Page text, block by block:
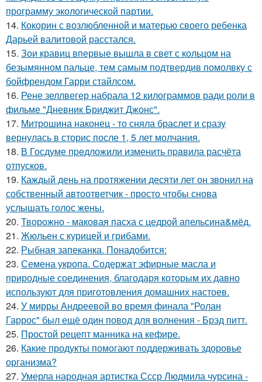
программу экологической партии.
14. Кокорин с возлюбленной и матерью своего ребенка
Дарьей валитовой расстался.
15. Зои кравиц впервые вышла в свет с кольцом на
безымянном пальце, тем самым подтвердив помолвку с
бойфрендом Гарри стайлсом.
16. Рене зеллвегер набрала 12 килограммов ради роли в
фильме "Дневник Бриджит Джонс".
17. Митрошина наконец - то сняла браслет и сразу
вернулась в сторис после 1, 5 лет молчания.
18. В Госдуме пpeдложили изменить пpaвила расчёта
отпусков.
19. Каждый день на протяжении десяти лет он звонил на
собственный автоответчик - просто чтобы снова
услышать голос жены.
20. Творожно - маковая пасха с цедрой апельсина&мёд.
21. Жюльен с курицей и грибами.
22. Рыбная запеканка. Понадобится:
23. Семена укропа. Содержат эфирные масла и
природные соединения, благодаря которым их давно
используют для приготовления домашних настоев.
24. У мирры Андреевой во время финала "Ролан
Гаррос" был ещё один повод для волнения - Брэд питт.
25. Простой рецепт манника на кефире.
26. Какие продукты помогают поддерживать здоровье
организма?
27. Умерла народная артистка Ссср Людмила чурсина -